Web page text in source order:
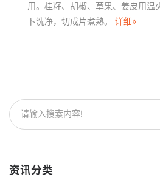
用。桂籽、胡椒、草果、姜皮用温
卜洗净，切成片煮熟。 详细»
资讯分类